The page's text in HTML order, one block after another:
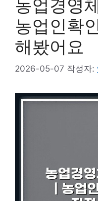
농업경영
농업인확
해봤어요
2026-05-07 작성자: